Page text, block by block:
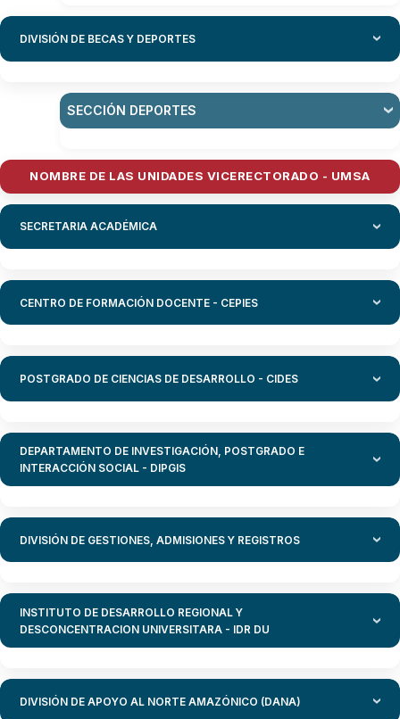
DIVISIÓN DE BECAS Y DEPORTES
SECCIÓN DEPORTES
NOMBRE DE LAS UNIDADES VICERECTORADO - UMSA
SECRETARIA ACADÉMICA
CENTRO DE FORMACIÓN DOCENTE - CEPIES
POSTGRADO DE CIENCIAS DE DESARROLLO - CIDES
DEPARTAMENTO DE INVESTIGACIÓN, POSTGRADO E
INTERACCIÓN SOCIAL - DIPGIS
DIVISIÓN DE GESTIONES, ADMISIONES Y REGISTROS
INSTITUTO DE DESARROLLO REGIONAL Y
DESCONCENTRACION UNIVERSITARA - IDR DU
DIVISIÓN DE APOYO AL NORTE AMAZÓNICO (DANA)